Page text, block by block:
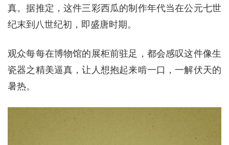
真。据推定，这件三彩西瓜的制作年代当在公元七世
纪末到八世纪初，即盛唐时期。
观众每每在博物馆的展柜前驻足，都会感叹这件像生
瓷器之精美逼真，让人想抱起来啃一口，一解伏天的
暑热。